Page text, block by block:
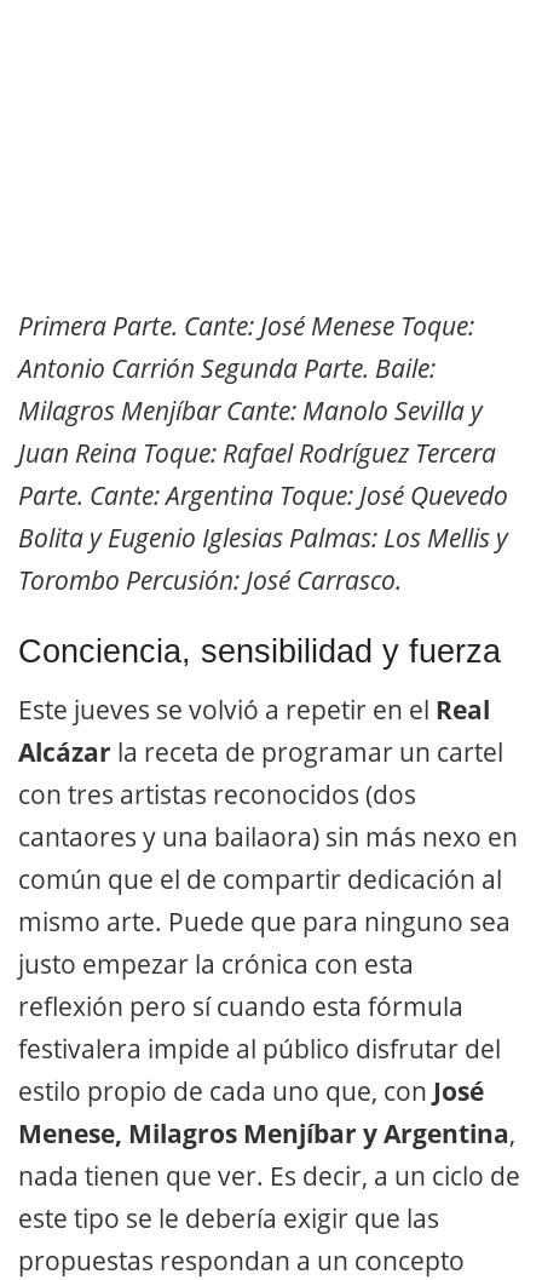
Primera Parte. Cante: José Menese Toque:
Antonio Carrión Segunda Parte. Baile:
Milagros Menjíbar Cante: Manolo Sevilla y
Juan Reina Toque: Rafael Rodríguez Tercera
Parte. Cante: Argentina Toque: José Quevedo
Bolita y Eugenio Iglesias Palmas: Los Mellis y
Torombo Percusión: José Carrasco.
Conciencia, sensibilidad y fuerza
Este jueves se volvió a repetir en el Real
Alcázar la receta de programar un cartel
con tres artistas reconocidos (dos
cantaores y una bailaora) sin más nexo en
común que el de compartir dedicación al
mismo arte. Puede que para ninguno sea
justo empezar la crónica con esta
reflexión pero sí cuando esta fórmula
festivalera impide al público disfrutar del
estilo propio de cada uno que, con José
Menese, Milagros Menjíbar y Argentina,
nada tienen que ver. Es decir, a un ciclo de
este tipo se le debería exigir que las
propuestas respondan a un concepto